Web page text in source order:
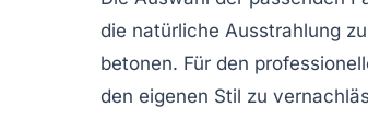
die natürliche Ausstrahlung
betonen. Für den
den eigenen Stil zu